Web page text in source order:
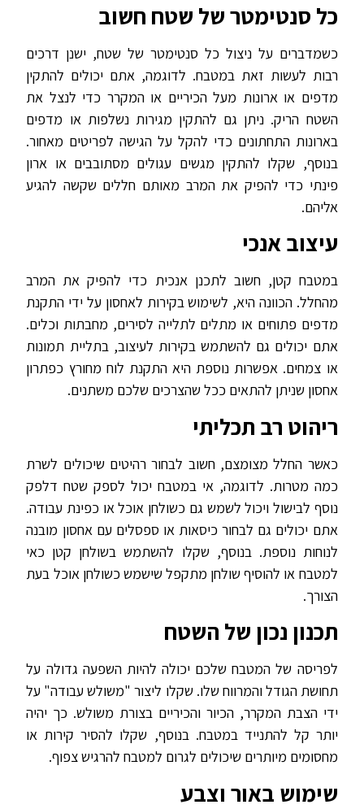
כל סנטימטר של שטח חשוב
כשמדברים על ניצול כל סנטימטר של שטח, ישנן דרכים
רבות לעשות זאת במטבח. לדוגמה, אתם יכולים להתקין
מדפים או ארונות מעל הכיריים או המקרר כדי לנצל את
השטח הריק. ניתן גם להתקין מגירות נשלפות או מדפים
בארונות התחתונים כדי להקל על הגישה לפריטים מאחור.
בנוסף, שקלו להתקין מגשים עגולים מסתובבים או ארון
פינתי כדי להפיק את המרב מאותם חללים שקשה להגיע
אליהם.
עיצוב אנכי
במטבח קטן, חשוב לתכנן אנכית כדי להפיק את המרב
מהחלל. הכוונה היא, לשימוש בקירות לאחסון על ידי התקנת
מדפים פתוחים או מתלים לתלייה לסירים, מחבתות וכלים.
אתם יכולים גם להשתמש בקירות לעיצוב, בתליית תמונות
או צמחים. אפשרות נוספת היא התקנת לוח מחורץ כפתרון
אחסון שניתן להתאים ככל שהצרכים שלכם משתנים.
ריהוט רב תכליתי
כאשר החלל מצומצם, חשוב לבחור רהיטים שיכולים לשרת
כמה מטרות. לדוגמה, אי במטבח יכול לספק שטח דלפק
נוסף לבישול ויכול לשמש גם כשולחן אוכל או כפינת עבודה.
אתם יכולים גם לבחור כיסאות או ספסלים עם אחסון מובנה
לנוחות נוספת. בנוסף, שקלו להשתמש בשולחן קטן כאי
למטבח או להוסיף שולחן מתקפל שישמש כשולחן אוכל בעת
הצורך.
תכנון נכון של השטח
לפריסה של המטבח שלכם יכולה להיות השפעה גדולה על
תחושת הגודל והמרווח שלו. שקלו ליצור "משולש עבודה" על
ידי הצבת המקרר, הכיור והכיריים בצורת משולש. כך יהיה
יותר קל להתנייד במטבח. בנוסף, שקלו להסיר קירות או
מחסומים מיותרים שיכולים לגרום למטבח להרגיש צפוף.
שימוש באור וצבע